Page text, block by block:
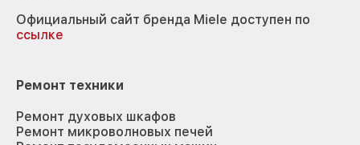
Официальный сайт бренда Miele доступен по
ссылке
Ремонт техники
Ремонт духовых шкафов
Ремонт микроволновых печей